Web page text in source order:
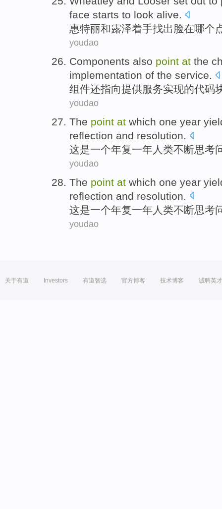
face starts to look alive.
惠特丽和露泽着手找出 脸在哪个
youdao
Components also point at the
implementation of the service.
组件还指向提供服务实现的代码
youdao
The point at which one year
reflection and resolution.
这是一个年复一年人类不断思考
youdao
The point at which one year
reflection and resolution
这是一个年复一年人类不断思考
youdao
关于有道 Investors 有道智选 官方博客 技术博客 诚聘英才